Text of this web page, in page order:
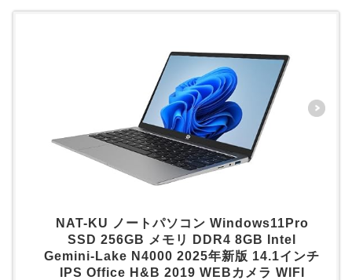
NAT-KU ノートパソコン Windows11Pro
SSD 256GB メモリ DDR4 8GB Intel
Gemini-Lake N4000 2025年新版 14.1インチ
IPS Office H&B 2019 WEBカメラ WIFI